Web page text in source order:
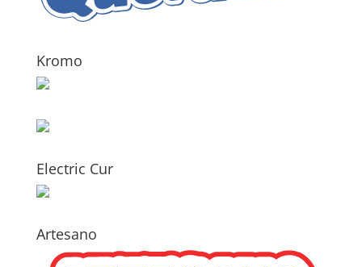
Kromo
Electric Cur
Artesano